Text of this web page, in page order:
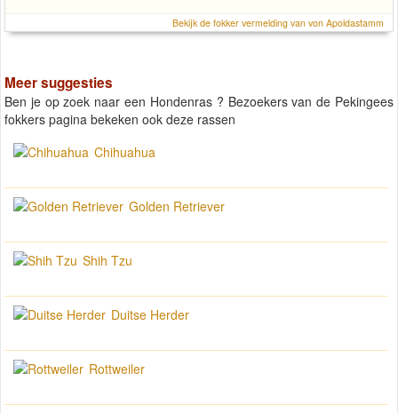
Bekijk de fokker vermelding van von Apoldastamm
Meer suggesties
Ben je op zoek naar een Hondenras ? Bezoekers van de Pekingees
fokkers pagina bekeken ook deze rassen
Chihuahua
Golden Retriever
Shih Tzu
Duitse Herder
Rottweiler